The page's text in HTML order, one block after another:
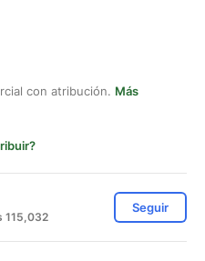
con atribución. Más
115,032
Seguir